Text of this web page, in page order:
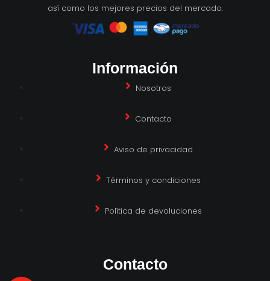
así como los mejores precios del mercado.
Información
Nosotros
Contacto
Aviso de privacidad
Términos y condiciones
Política de devoluciones
Contacto